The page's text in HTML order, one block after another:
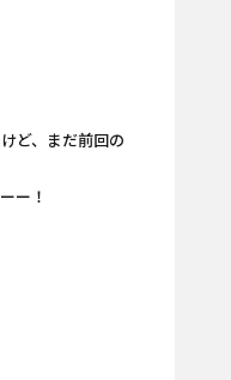
ど、まだ前回の
ー！